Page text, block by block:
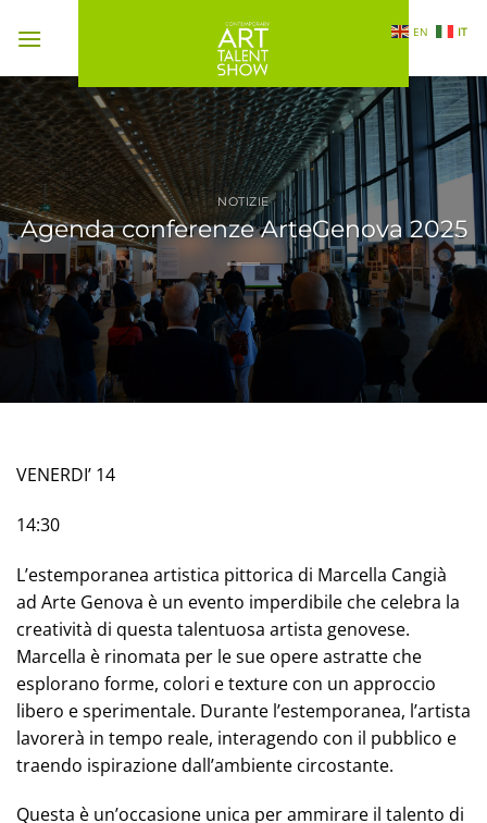
NOTIZIE
Agenda conferenze ArteGenova 2025
VENERDI’ 14
14:30
L’estemporanea artistica pittorica di Marcella Cangià
ad Arte Genova è un evento imperdibile che celebra la
creatività di questa talentuosa artista genovese.
Marcella è rinomata per le sue opere astratte che
esplorano forme, colori e texture con un approccio
libero e sperimentale. Durante l’estemporanea, l’artista
lavorerà in tempo reale, interagendo con il pubblico e
traendo ispirazione dall’ambiente circostante.
Questa è un’occasione unica per ammirare il talento di
EN IT